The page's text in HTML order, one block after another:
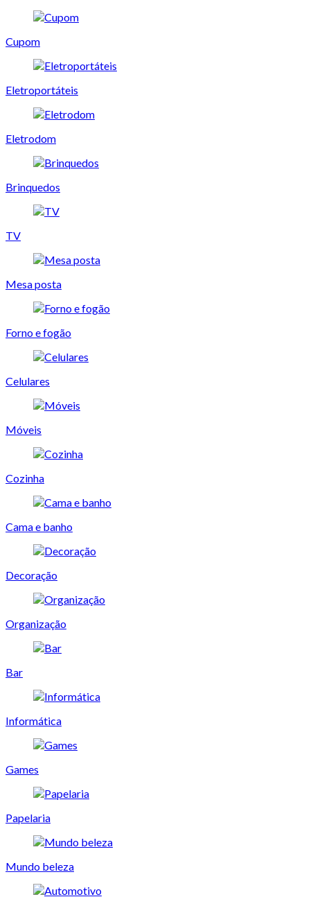
Cupom
Eletroportáteis
Eletrodom
Brinquedos
TV
Mesa posta
Forno e fogão
Celulares
Móveis
Cozinha
Cama e banho
Decoração
Organização
Bar
Informática
Games
Papelaria
Mundo beleza